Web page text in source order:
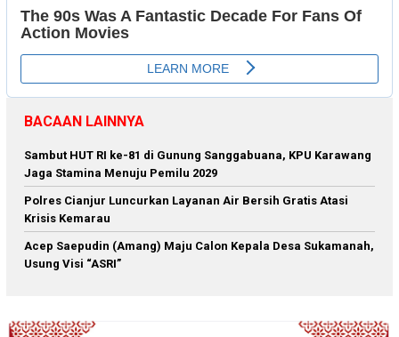
BACAAN LAINNYA
Sambut HUT RI ke-81 di Gunung Sanggabuana, KPU Karawang
Jaga Stamina Menuju Pemilu 2029
Polres Cianjur Luncurkan Layanan Air Bersih Gratis Atasi
Krisis Kemarau
Acep Saepudin (Amang) Maju Calon Kepala Desa Sukamanah,
Usung Visi “ASRI”